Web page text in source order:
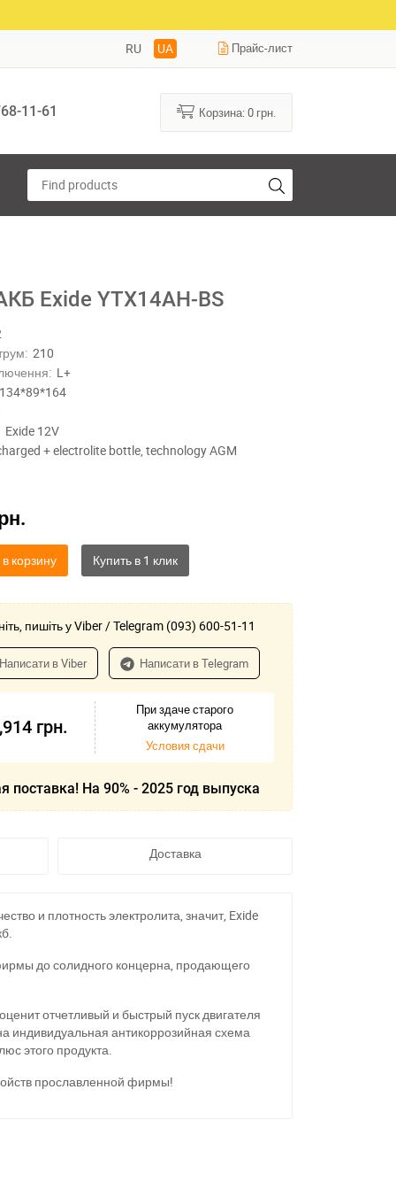
RU UA Прайс-лист
11-61 Корзина:0 грн.
Exide YTX14AH-BS
210
L+
134*89*164
Exide 12V
+ electrolite bottle, technology AGM
корзину
пишіть у Viber / Telegram (093) 600-51-11
Написати в Viber Написати в Telegram
грн.
При здаче старого
аккумулятора
Условия сдачи
поставка! На 90% - 2025 год выпуска
Доставка
и плотность электролита, значит, Exide
до солидного концерна, продающего
отчетливый и быстрый пуск двигателя
индивидуальная антикоррозийная схема
этого продукта.
прославленной фирмы!